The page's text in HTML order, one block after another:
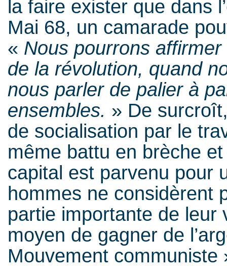
la faire exister que dans
Mai 68, un camarade
« Nous pourrons
de la révolution, quand
nous parler de palier à
ensembles. » De
de socialisation par le
même battu en brèche
capital est parvenu pour
hommes ne considèrent
partie importante de leur
moyen de gagner de
Mouvement communiste